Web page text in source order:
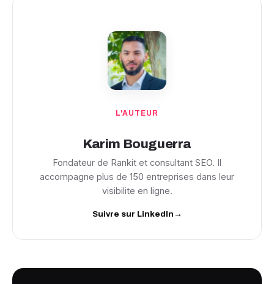
L'AUTEUR
Karim Bouguerra
Fondateur de Rankit et consultant SEO. Il
accompagne plus de 150 entreprises dans leur
visibilite en ligne.
Suivre sur LinkedIn →